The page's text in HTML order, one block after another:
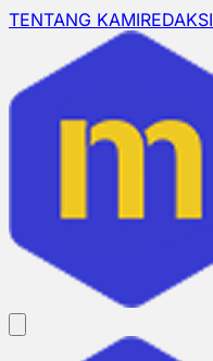
TENTANG KAMIREDAKSI